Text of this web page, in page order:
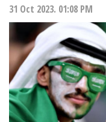
31 Oct 2023. 01:08 PM